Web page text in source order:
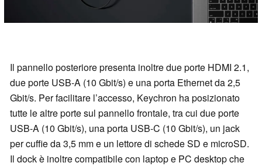
Il pannello posteriore presenta inoltre due porte HDMI 2.1,
due porte USB-A (10 Gbit/s) e una porta Ethernet da 2,5
Gbit/s. Per facilitare l’accesso, Keychron ha posizionato
tutte le altre porte sul pannello frontale, tra cui due porte
USB-A (10 Gbit/s), una porta USB-C (10 Gbit/s), un jack
per cuffie da 3,5 mm e un lettore di schede SD e microSD.
Il dock è inoltre compatibile con laptop e PC desktop che